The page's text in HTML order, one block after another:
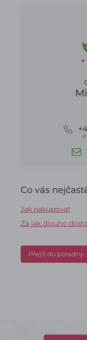
Co vás
Jak nakupovat
Za jak dlouho
Přejít do poradny